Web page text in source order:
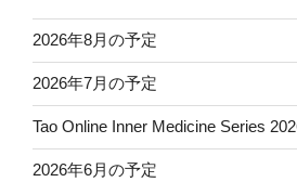
2026年8月の予定
2026年7月の予定
Tao Online Inner Medicine Series
2026年6月の予定